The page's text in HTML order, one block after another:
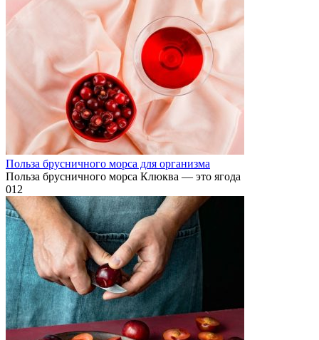
Польза брусничного морса для организма
Польза брусничного морса Клюква — это ягода
012